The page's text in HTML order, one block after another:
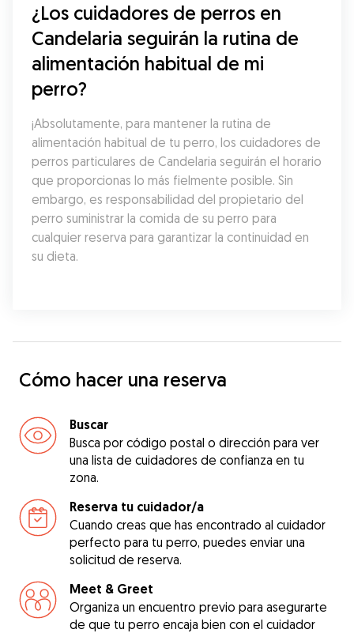
¿Los cuidadores de perros en
Candelaria seguirán la rutina de
alimentación habitual de mi
perro?
¡Absolutamente, para mantener la rutina de
alimentación habitual de tu perro, los cuidadores de
perros particulares de Candelaria seguirán el horario
que proporcionas lo más fielmente posible. Sin
embargo, es responsabilidad del propietario del
perro suministrar la comida de su perro para
cualquier reserva para garantizar la continuidad en
su dieta.
Cómo hacer una reserva
Buscar
Busca por código postal o dirección para ver
una lista de cuidadores de confianza en tu
zona.
Reserva tu cuidador/a
Cuando creas que has encontrado al cuidador
perfecto para tu perro, puedes enviar una
solicitud de reserva.
Meet & Greet
Organiza un encuentro previo para asegurarte
de que tu perro encaja bien con el cuidador